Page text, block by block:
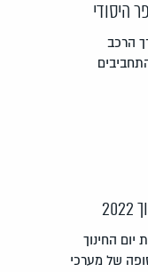
היסודי
הרכב
יום החינוך
של מערכי